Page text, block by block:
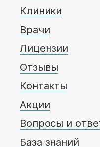
Клиники
Врачи
Лицензии
Отзывы
Контакты
Акции
Вопросы и
База знаний